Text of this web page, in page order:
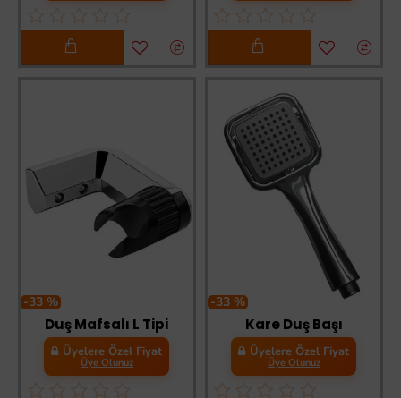
-33 %
Duş Mafsalı L Tipi
Üyelere Özel Fiyat
Üye Olunuz
-33 %
Kare Duş Başı
Üyelere Özel Fiyat
Üye Olunuz